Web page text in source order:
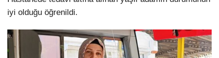
iyi olduğu öğrenildi.